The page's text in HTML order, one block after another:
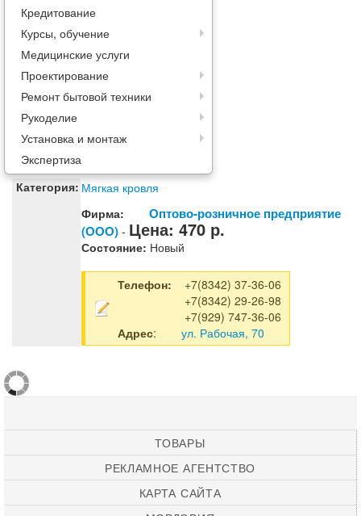
Кредитование
Курсы, обучение
Медицинские услуги
Проектирование
Ремонт бытовой техники
Рукоделие
Установка и монтаж
Экспертиза
Категория: Мягкая кровля
Фирма:
Оптово-розничное предприятие
(ООО) - Цена: 470 р.
Состояние: Новый
Телефон:
+7(8342) 37-36-06
+7(8342) 29-26-98
+7(929) 747-36-06
Адрес: ул. Рабочая, 70
ТОВАРЫ
РЕКЛАМНОЕ АГЕНТСТВО
КАРТА САЙТА